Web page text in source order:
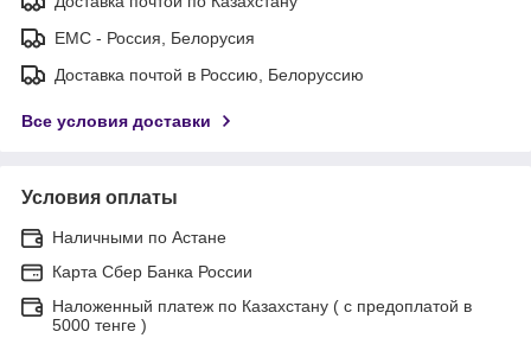
ЕМС - Россия, Белорусия
Доставка почтой в Россию, Белоруссию
Все условия доставки
Условия оплаты
Наличными по Астане
Карта Сбер Банка России
Наложенный платеж по Казахстану ( с предоплатой в
5000 тенге )